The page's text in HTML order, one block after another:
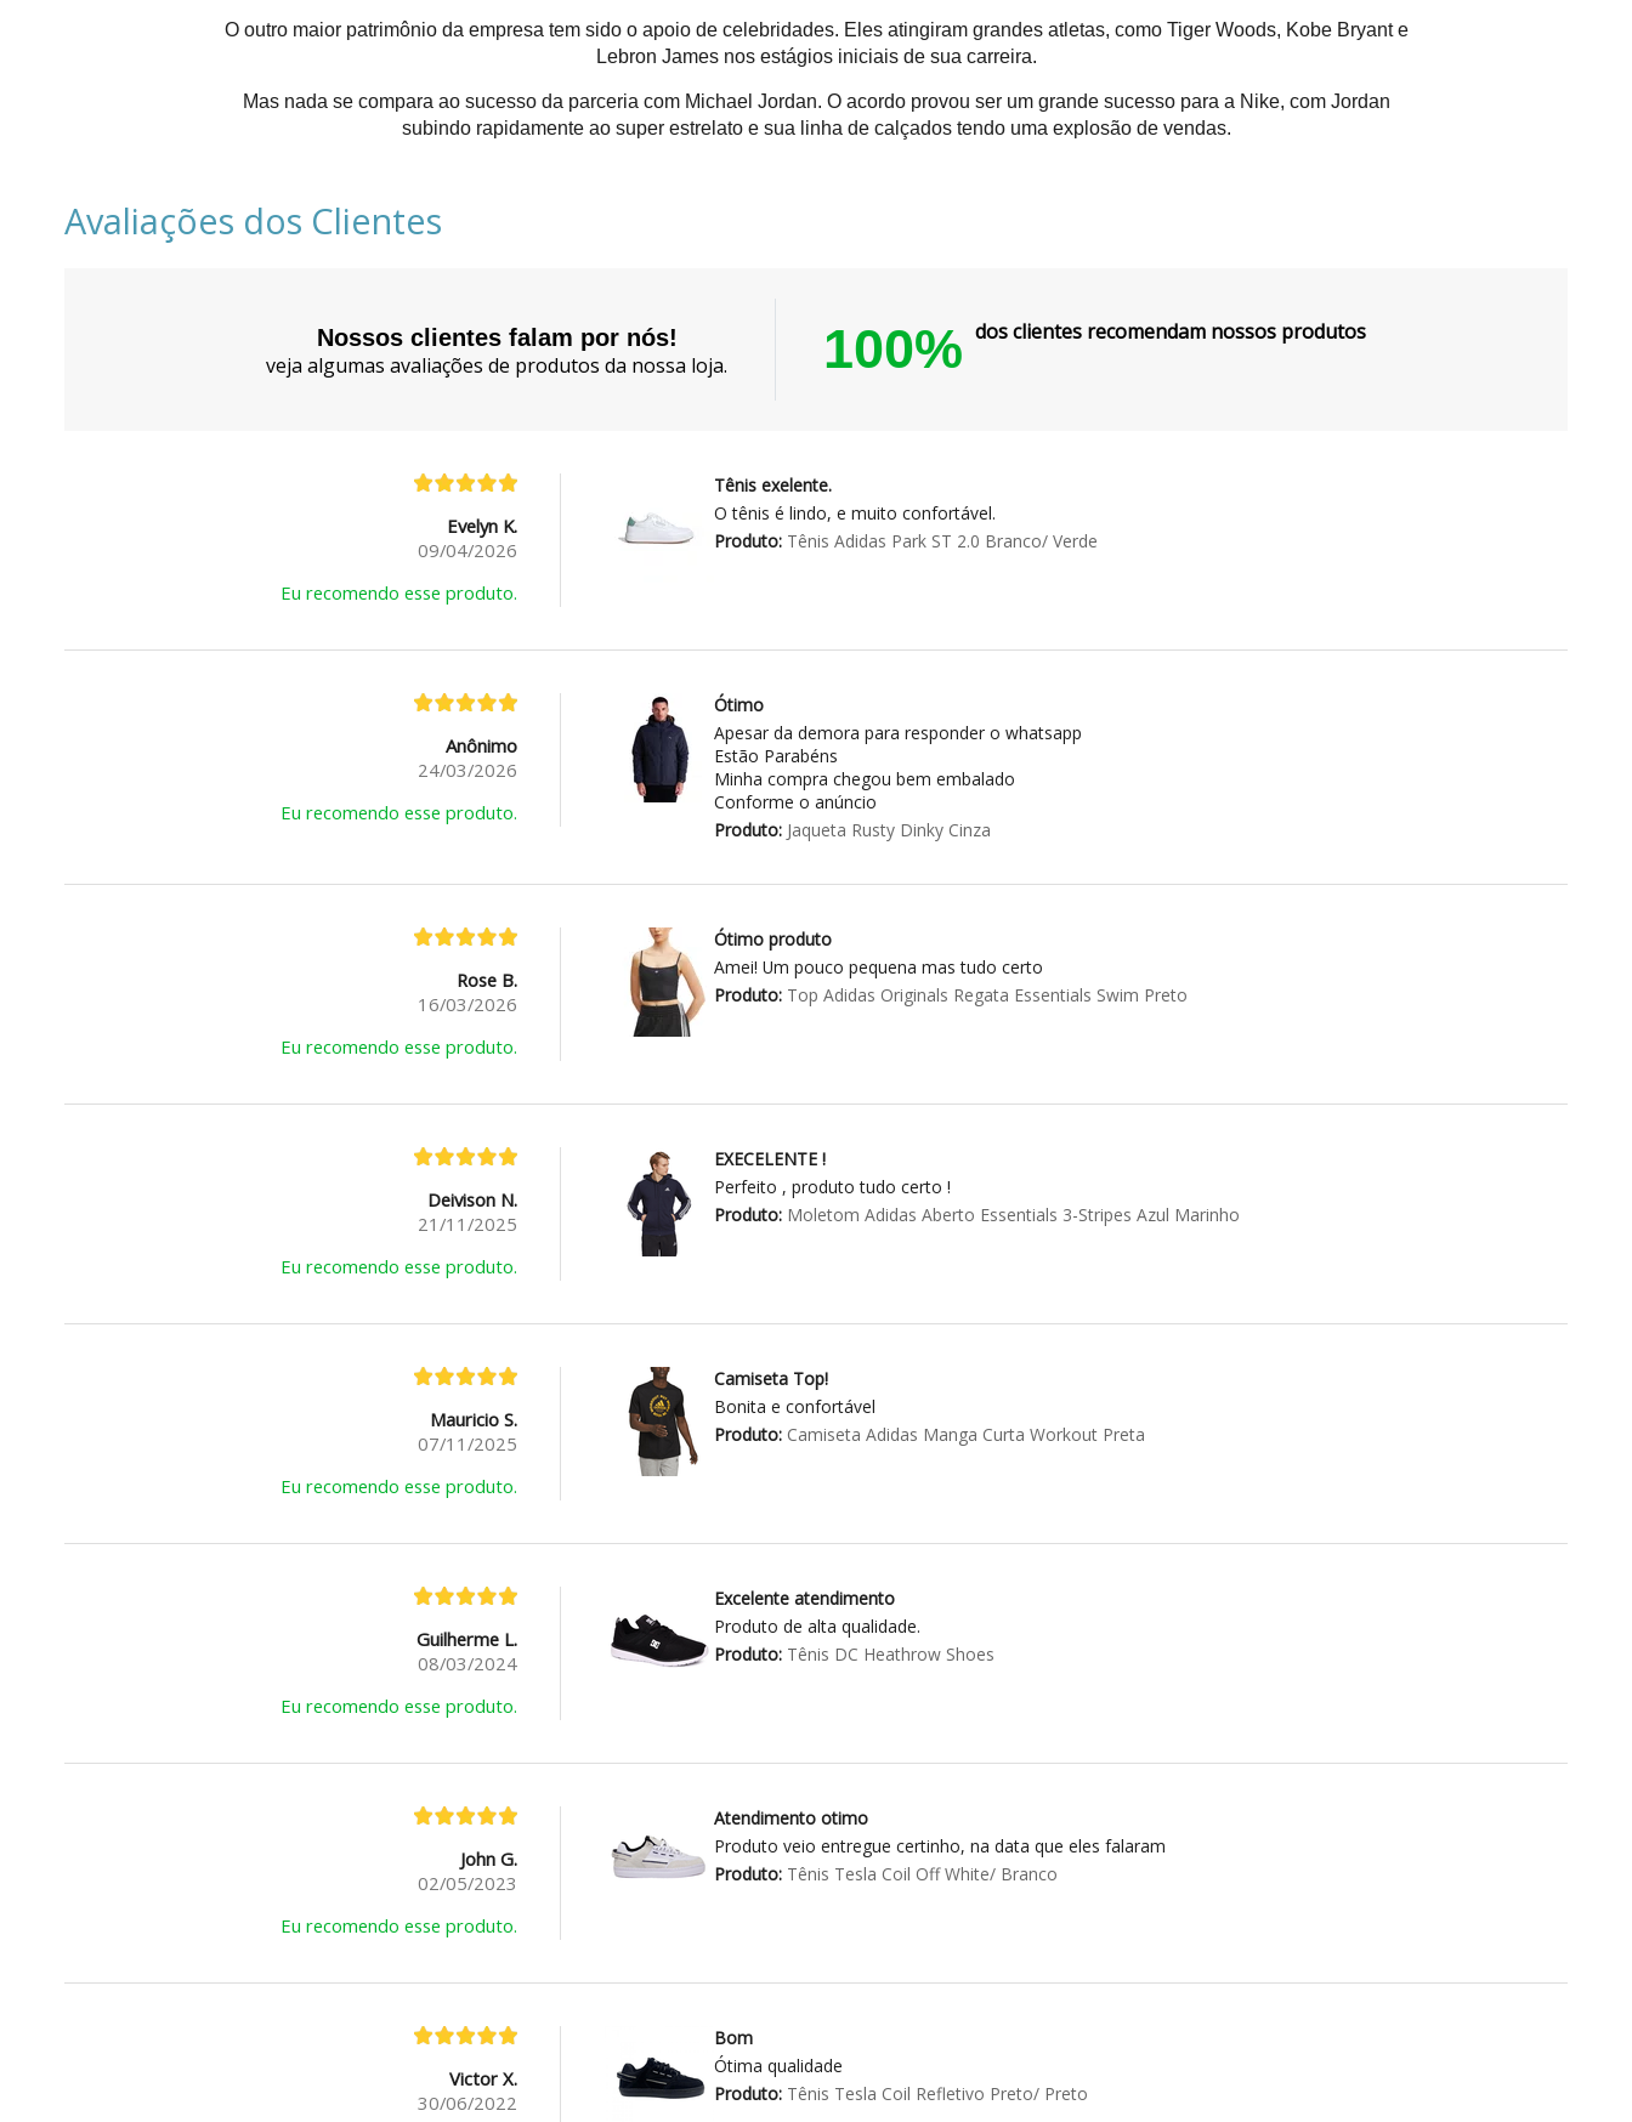
O outro maior patrimônio da empresa tem sido o apoio de celebridades. Eles atingiram grandes atletas, como Tiger Woods, Kobe Bryant e
Lebron James nos estágios iniciais de sua carreira.
Mas nada se compara ao sucesso da parceria com Michael Jordan. O acordo provou ser um grande sucesso para a Nike, com Jordan
subindo rapidamente ao super estrelato e sua linha de calçados tendo uma explosão de vendas.
Avaliações dos Clientes
Nossos clientes falam por nós!
veja algumas avaliações de produtos da nossa loja.
100% dos clientes recomendam nossos produtos
Evelyn K.
09/04/2026
Eu recomendo esse produto.
Tênis exelente.
O tênis é lindo, e muito confortável.
Produto:Tênis Adidas Park ST 2.0 Branco/ Verde
Anônimo
24/03/2026
Eu recomendo esse produto.
Ótimo
Apesar da demora para responder o whatsapp
Estão Parabéns
Minha compra chegou bem embalado
Conforme o anúncio
Produto:Jaqueta Rusty Dinky Cinza
Rose B.
16/03/2026
Eu recomendo esse produto.
Ótimo produto
Amei! Um pouco pequena mas tudo certo
Produto:Top Adidas Originals Regata Essentials Swim Preto
Deivison N.
21/11/2025
Eu recomendo esse produto.
EXECELENTE !
Perfeito , produto tudo certo !
Produto:Moletom Adidas Aberto Essentials 3-Stripes Azul Marinho
Mauricio S.
07/11/2025
Eu recomendo esse produto.
Camiseta Top!
Bonita e confortável
Produto:Camiseta Adidas Manga Curta Workout Preta
Guilherme L.
08/03/2024
Eu recomendo esse produto.
Excelente atendimento
Produto de alta qualidade.
Produto:Tênis DC Heathrow Shoes
John G.
02/05/2023
Eu recomendo esse produto.
Atendimento otimo
Produto veio entregue certinho, na data que eles falaram
Produto:Tênis Tesla Coil Off White/ Branco
Victor X.
30/06/2022
Bom
Ótima qualidade
Produto:Tênis Tesla Coil Refletivo Preto/ Preto